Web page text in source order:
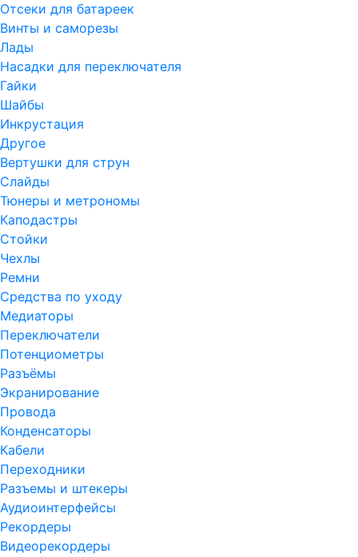
Отсеки для батареек
Винты и саморезы
Лады
Насадки для переключателя
Гайки
Шайбы
Инкрустация
Другое
Вертушки для струн
Слайды
Тюнеры и метрономы
Каподастры
Стойки
Чехлы
Ремни
Средства по уходу
Медиаторы
Переключатели
Потенциометры
Разъёмы
Экранирование
Провода
Конденсаторы
Кабели
Переходники
Разъемы и штекеры
Аудиоинтерфейсы
Рекордеры
Видеорекордеры